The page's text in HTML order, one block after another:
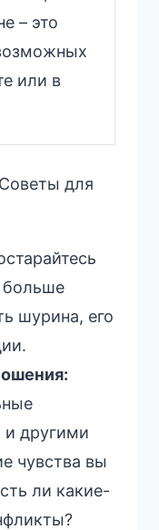
– это
или в
для
больше
шурина, его
другими
чувства вы
ли какие-